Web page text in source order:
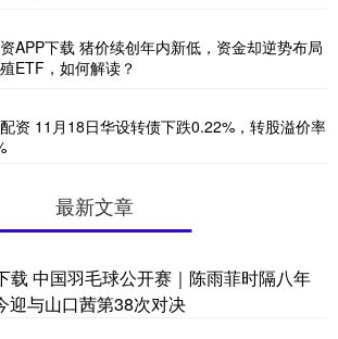
APP下载 猪价续创年内新低，资金却逆势布局
ETF，如何解读？
资 11月18日华设转债下跌0.22%，转股溢价率
最新文章
载 中国羽毛球公开赛｜陈雨菲时隔八年
迎与山口茜第38次对决